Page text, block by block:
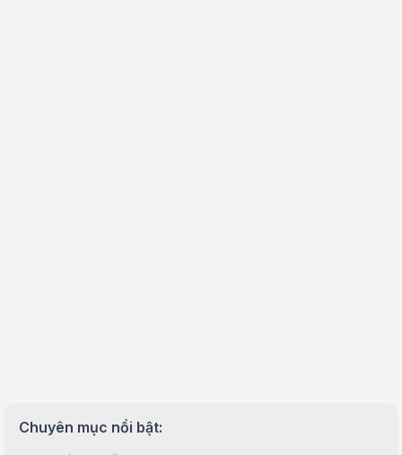
Chuyên mục nổi bật: